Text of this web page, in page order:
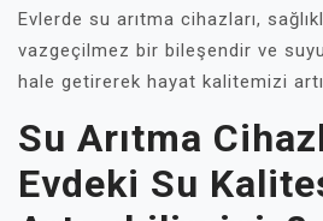
Evlerde su arıtma cihazları,
vazgeçilmez bir bileşendir ve
hale getirerek hayat kalitemizi
Su Arıtma
Evdeki Su